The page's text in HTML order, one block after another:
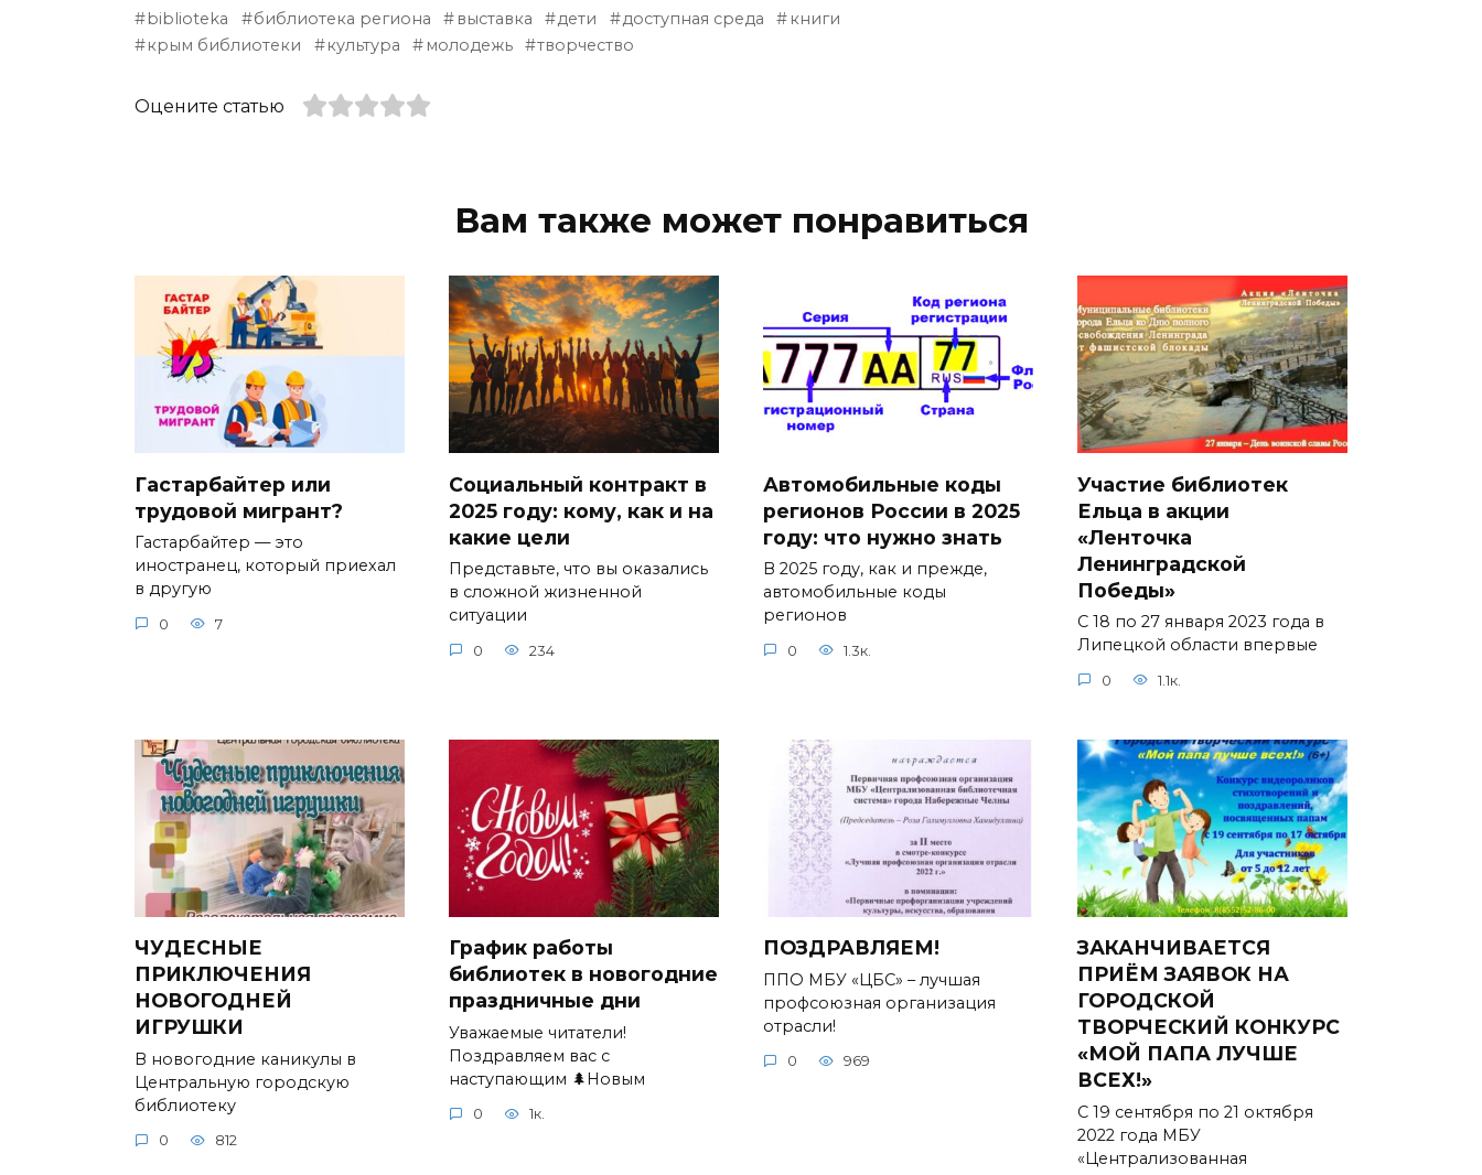
biblioteka библиотека региона выставка дети доступная среда
книги
крым библиотеки
культура молодежь творчество
Оцените статью
Вам также может понравиться
Гастарбайтер или
трудовой мигрант?
Гастарбайтер — это
иностранец, который приехал
в другую
0 7
Социальный контракт в
2025 году: кому, как и на
какие цели
Представьте, что вы оказались
в сложной жизненной
ситуации
0 234
Автомобильные коды
регионов России в 2025
году: что нужно знать
В 2025 году, как и прежде,
автомобильные коды
регионов
0 1.3к.
Участие библиотек
Ельца в акции
«Ленточка
Ленинградской
Победы»
С 18 по 27 января 2023 года в
Липецкой области впервые
0 1.1к.
ЧУДЕСНЫЕ
ПРИКЛЮЧЕНИЯ
НОВОГОДНЕЙ
ИГРУШКИ
В новогодние каникулы в
Центральную городскую
библиотеку
0 812
График работы
библиотек в новогодние
праздничные дни
Уважаемые читатели!
Поздравляем вас с
наступающим 🌲Новым
0 1к.
ПОЗДРАВЛЯЕМ!
ППО МБУ «ЦБС» – лучшая
профсоюзная организация
отрасли!
0 969
ЗАКАНЧИВАЕТСЯ
ПРИЁМ ЗАЯВОК НА
ГОРОДСКОЙ
ТВОРЧЕСКИЙ КОНКУРС
«МОЙ ПАПА ЛУЧШЕ
ВСЕХ!»
С 19 сентября по 21 октября
2022 года МБУ
«Централизованная